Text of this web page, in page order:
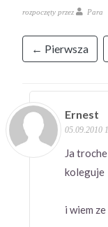
rozpoczęty przez Para
← Pierwsza
Ernest
05.09.2010
Ja
koleguje
i wiem